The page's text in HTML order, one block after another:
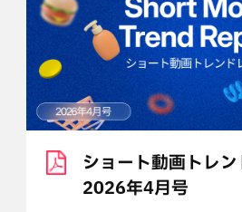
ショート動画トレ
2026年4月号